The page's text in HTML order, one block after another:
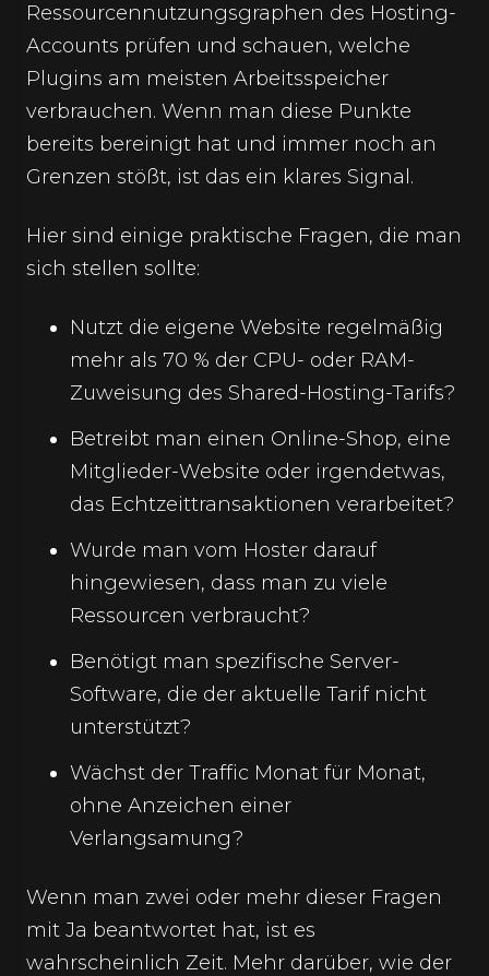
Ressourcennutzungsgraphen des Hosting-
Accounts prüfen und schauen, welche
Plugins am meisten Arbeitsspeicher
verbrauchen. Wenn man diese Punkte
bereits bereinigt hat und immer noch an
Grenzen stößt, ist das ein klares Signal.
Hier sind einige praktische Fragen, die man
sich stellen sollte:
Nutzt die eigene Website regelmäßig
mehr als 70 % der CPU- oder RAM-
Zuweisung des Shared-Hosting-Tarifs?
Betreibt man einen Online-Shop, eine
Mitglieder-Website oder irgendetwas,
das Echtzeittransaktionen verarbeitet?
Wurde man vom Hoster darauf
hingewiesen, dass man zu viele
Ressourcen verbraucht?
Benötigt man spezifische Server-
Software, die der aktuelle Tarif nicht
unterstützt?
Wächst der Traffic Monat für Monat,
ohne Anzeichen einer
Verlangsamung?
Wenn man zwei oder mehr dieser Fragen
mit Ja beantwortet hat, ist es
wahrscheinlich Zeit. Mehr darüber, wie der